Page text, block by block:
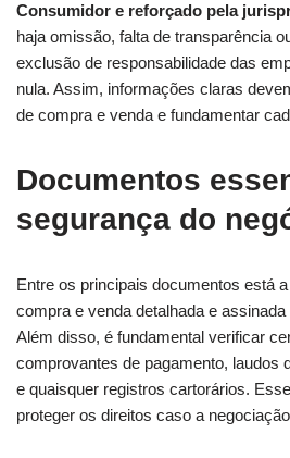
Consumidor e reforçado pela
haja omissão, falta de transparência
exclusão de responsabilidade das
nula. Assim, informações claras
de compra e venda e fundamentar
Documentos
segurança do
Entre os principais documentos está
compra e venda detalhada e
Além disso, é fundamental verificar
comprovantes de pagamento, laudos
e quaisquer registros cartorários.
proteger os direitos caso a